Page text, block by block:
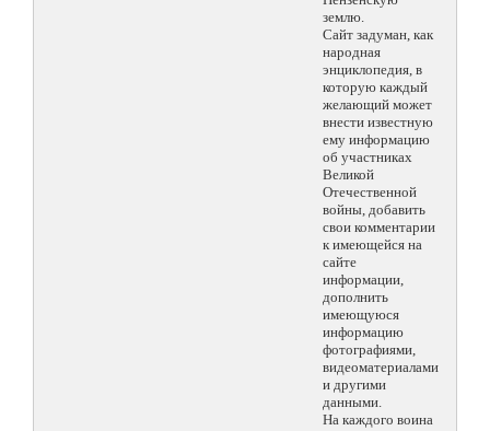
землю.
Сайт задуман, как
народная
энциклопедия, в
которую каждый
желающий может
внести известную
ему информацию
об участниках
Великой
Отечественной
войны, добавить
свои комментарии
к имеющейся на
сайте
информации,
дополнить
имеющуюся
информацию
фотографиями,
видеоматериалами
и другими
данными.
На каждого воина